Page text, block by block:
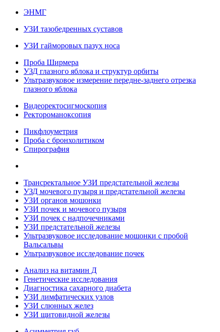
ЭНМГ
УЗИ тазобедренных суставов
УЗИ гайморовых пазух носа
Проба Ширмера
УЗД глазного яблока и структур орбиты
Ультразвуковое измерение передне-заднего отрезка
глазного яблока
Видеоректосигмоскопия
Ректороманоксопия
Пикфлоуметрия
Проба с бронхолитиком
Спирография
Трансректальное УЗИ предстательной железы
УЗД мочевого пузыря и предстательной железы
УЗИ органов мошонки
УЗИ почек и мочевого пузыря
УЗИ почек с надпочечниками
УЗИ предстательной железы
Ультразвуковое исследование мошонки с пробой
Вальсальвы
Ультразвуковое исследование почек
Анализ на витамин Д
Генетические исследования
Диагностика сахарного диабета
УЗИ лимфатических узлов
УЗИ слюнных желез
УЗИ щитовидной железы